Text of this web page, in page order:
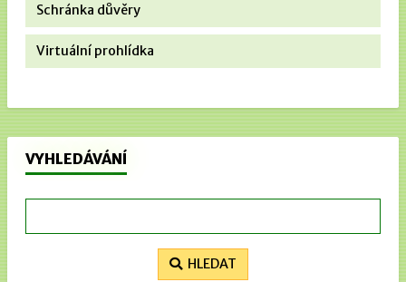
Schránka důvěry
Virtuální prohlídka
VYHLEDÁVÁNÍ
HLEDAT